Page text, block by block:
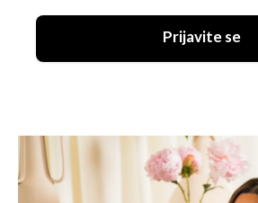
Prijavite se